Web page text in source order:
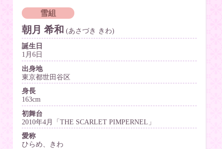
雪組
朝月 希和 (あさづき きわ)
誕生日
1月6日
出身地
東京都世田谷区
身長
163cm
初舞台
2010年4月「THE SCARLET PIMPERNEL」
愛称
ひらめ、きわ